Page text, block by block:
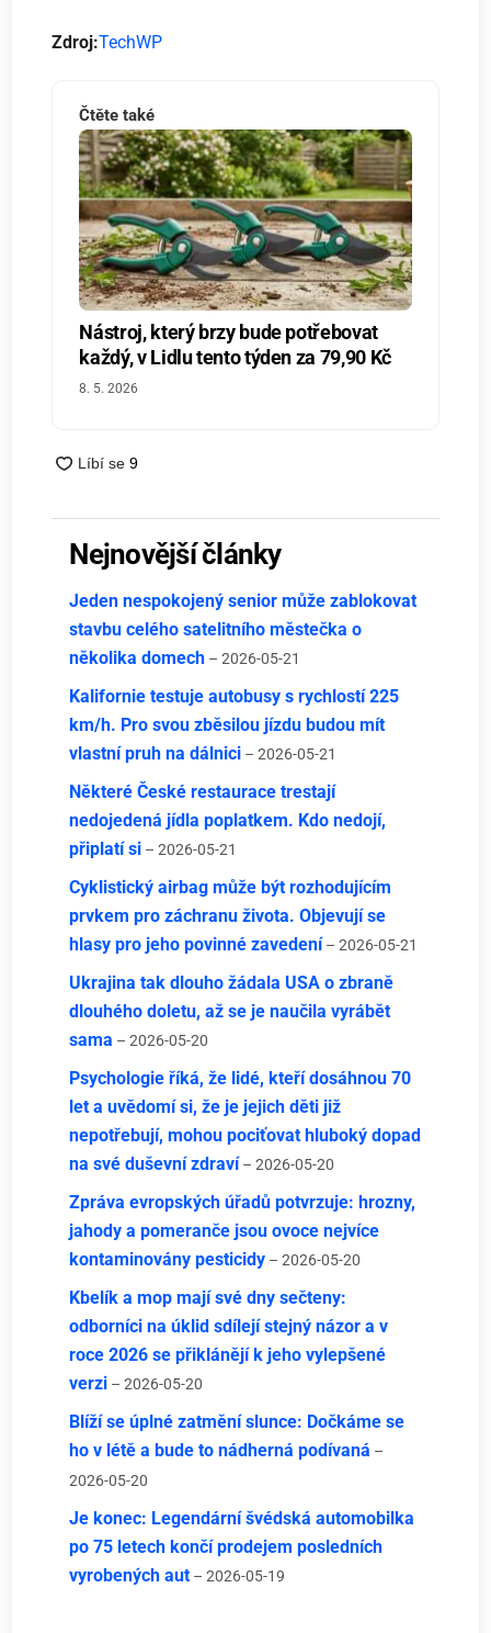
Zdroj:TechWP
Čtěte také
Nástroj, který brzy bude potřebovat
každý, v Lidlu tento týden za 79,90 Kč
8. 5. 2026
Nejnovější články
Jeden nespokojený senior může zablokovat
stavbu celého satelitního městečka o
několika domech – 2026-05-21
Kalifornie testuje autobusy s rychlostí 225
km/h. Pro svou zběsilou jízdu budou mít
vlastní pruh na dálnici – 2026-05-21
Některé České restaurace trestají
nedojedená jídla poplatkem. Kdo nedojí,
připlatí si – 2026-05-21
Cyklistický airbag může být rozhodujícím
prvkem pro záchranu života. Objevují se
hlasy pro jeho povinné zavedení – 2026-05-21
Ukrajina tak dlouho žádala USA o zbraně
dlouhého doletu, až se je naučila vyrábět
sama – 2026-05-20
Psychologie říká, že lidé, kteří dosáhnou 70
let a uvědomí si, že je jejich děti již
nepotřebují, mohou pociťovat hluboký dopad
na své duševní zdraví – 2026-05-20
Zpráva evropských úřadů potvrzuje: hrozny,
jahody a pomeranče jsou ovoce nejvíce
kontaminovány pesticidy – 2026-05-20
Kbelík a mop mají své dny sečteny:
odborníci na úklid sdílejí stejný názor a v
roce 2026 se přiklánějí k jeho vylepšené
verzi – 2026-05-20
Blíží se úplné zatmění slunce: Dočkáme se
ho v létě a bude to nádherná podívaná –
2026-05-20
Je konec: Legendární švédská automobilka
po 75 letech končí prodejem posledních
vyrobených aut – 2026-05-19